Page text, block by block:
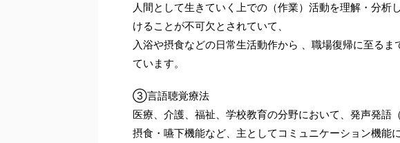
人間として生きていく上での（作業）活動を理解・分析
けることが不可欠とされていて、
入浴や摂食などの日常生活動作から 、職場復帰に至るま
ています。
③言語聴覚療法
医療、介護、福祉、学校教育の分野において、発声発語
摂食・嚥下機能など、主としてコミュニケーション機能